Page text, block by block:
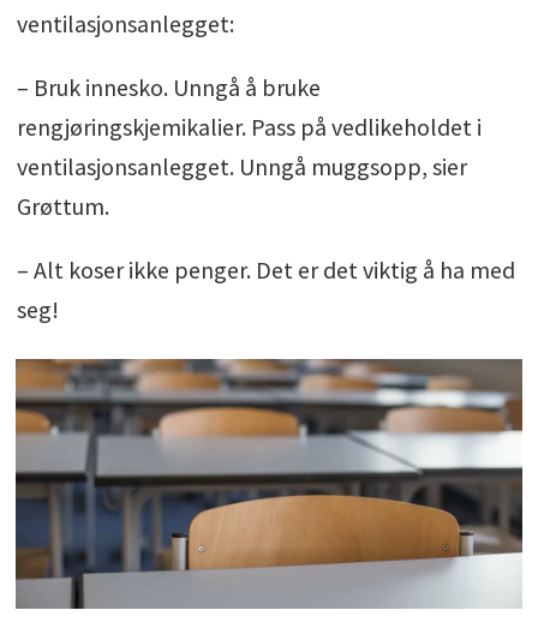
ventilasjonsanlegget:
– Bruk innesko. Unngå å bruke
rengjøringskjemikalier. Pass på vedlikeholdet i
ventilasjonsanlegget. Unngå muggsopp, sier
Grøttum.
– Alt koser ikke penger. Det er det viktig å ha med
seg!